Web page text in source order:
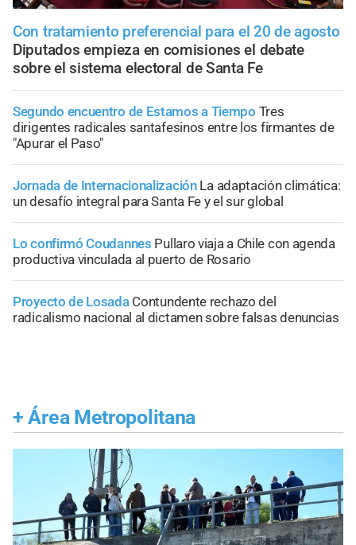
Con tratamiento preferencial para el 20 de agosto
Diputados empieza en comisiones el debate
sobre el sistema electoral de Santa Fe
Segundo encuentro de Estamos a Tiempo Tres
dirigentes radicales santafesinos entre los firmantes de
"Apurar el Paso"
Jornada de Internacionalización La adaptación climática:
un desafío integral para Santa Fe y el sur global
Lo confirmó Coudannes Pullaro viaja a Chile con agenda
productiva vinculada al puerto de Rosario
Proyecto de Losada Contundente rechazo del
radicalismo nacional al dictamen sobre falsas denuncias
+ Área Metropolitana